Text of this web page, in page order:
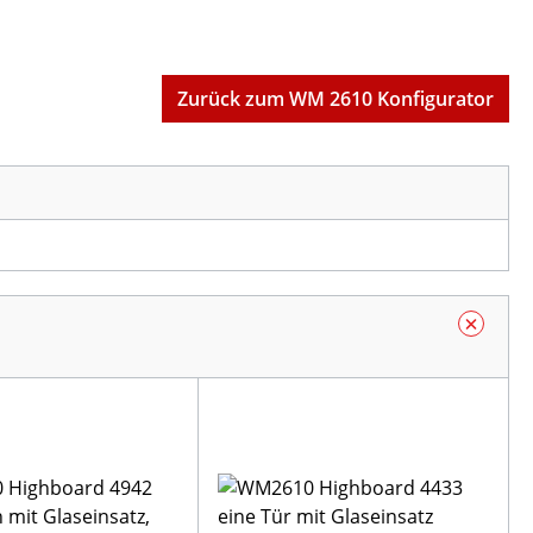
Zurück zum WM 2610 Konfigurator